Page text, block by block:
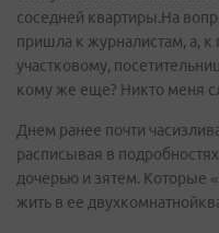
соседней квартиры.На
пришла к журналистам, а, к
участковому,
кому же еще? Никто меня
Днем ранее почти
расписывая в
дочерью и зятем. Которые
жить в ее